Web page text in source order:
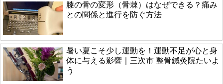
膝の骨の変形（骨棘）はなぜできる？痛み
との関係と進行を防ぐ方法
暑い夏こそ少し運動を！運動不足が心と身
体に与える影響｜三次市 整骨鍼灸院たいよ
う